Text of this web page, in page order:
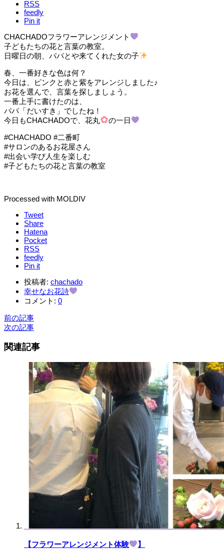
RSS
feedly
Pin it
CHACHADOフラワーアレンジメント
子どもたちの花と言葉の教室。
日曜日の朝、パパとや来てくれた女の子
春、一番好きな色は何？
今日は、ピンクと赤と紫をアレンジしました♪
お花を選んで、言葉を探しましょう。
一番上手に書けたのは、
パパ「だいすき」でしたね！
今日もCHACHADOで、花丸
の一日
#CHACHADO #二番町
#サロンのあるお花屋さん
#出会い学び人生を楽しむ
#子どもたちの花と言葉の教室
Processed with MOLDIV
Tweet
Share
Hatena
Pocket
RSS
feedly
Pin it
投稿者: chachado
幸せなお花詩
コメント: 0
前の記事
次の記事
関連記事
【フラワーアレンジメント体験 】